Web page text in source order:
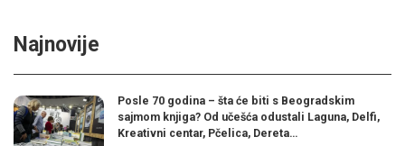
Najnovije
Posle 70 godina – šta će biti s Beogradskim
sajmom knjiga? Od učešća odustali Laguna, Delfi,
Kreativni centar, Pčelica, Dereta…